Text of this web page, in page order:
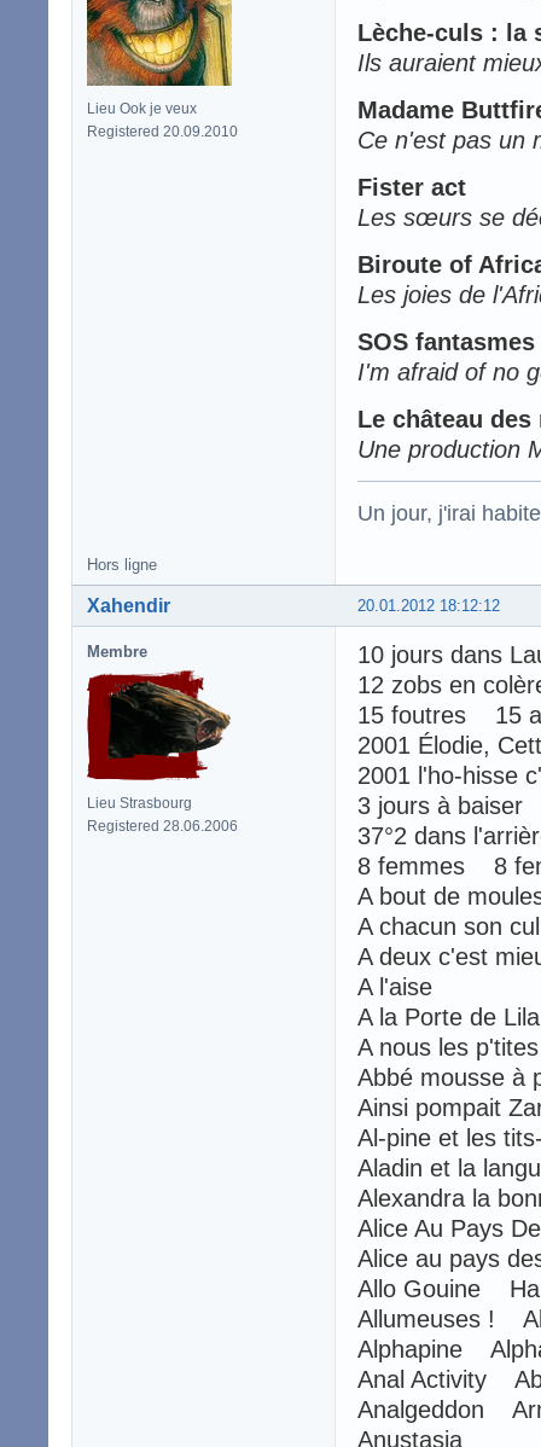
Lieu Ook je veux
Registered 20.09.2010
Lèche-culs : la
Ils auraient
Madame
Ce n'est pas un
Fister act
Les sœurs se
Biroute of
Les joies de
SOS fantasmes
I'm afraid of no
Le château des
Une production
Un jour, j'irai
Hors ligne
20.01.2012 18:12:12
Xahendir
Membre
Lieu Strasbourg
Registered 28.06.2006
10 jours dans
12 zobs en
15 foutres 15
2001 Élodie,
2001 l'ho-hisse
3 jours à
37°2 dans
8 femmes 8
A bout de
A chacun son
A deux c'est
A l'aise
A la Porte de
A nous les
Abbé mousse
Ainsi pompait
Al-pine et les
Aladin et la
Alexandra la
Alice Au Pays
Alice au pays
Allo Gouine
Allumeuses !
Alphapine
Anal Activity
Analgeddon
Anustasia